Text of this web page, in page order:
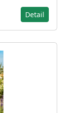
Detail